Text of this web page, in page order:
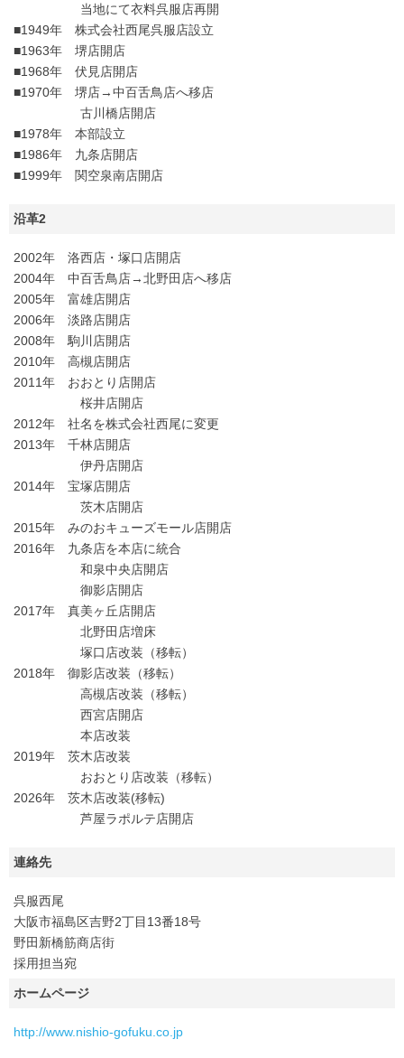
当地にて衣料呉服店再開
■1949年 株式会社西尾呉服店設立
■1963年 堺店開店
■1968年 伏見店開店
■1970年 堺店→中百舌鳥店へ移店
古川橋店開店
■1978年 本部設立
■1986年 九条店開店
■1999年 関空泉南店開店
沿革2
2002年 洛西店・塚口店開店
2004年 中百舌鳥店→北野田店へ移店
2005年 富雄店開店
2006年 淡路店開店
2008年 駒川店開店
2010年 高槻店開店
2011年 おおとり店開店
桜井店開店
2012年 社名を株式会社西尾に変更
2013年 千林店開店
伊丹店開店
2014年 宝塚店開店
茨木店開店
2015年 みのおキューズモール店開店
2016年 九条店を本店に統合
和泉中央店開店
御影店開店
2017年 真美ヶ丘店開店
北野田店増床
塚口店改装（移転）
2018年 御影店改装（移転）
高槻店改装（移転）
西宮店開店
本店改装
2019年 茨木店改装
おおとり店改装（移転）
2026年 茨木店改装(移転)
芦屋ラポルテ店開店
連絡先
呉服西尾
大阪市福島区吉野2丁目13番18号
野田新橋筋商店街
採用担当宛
ホームページ
http://www.nishio-gofuku.co.jp